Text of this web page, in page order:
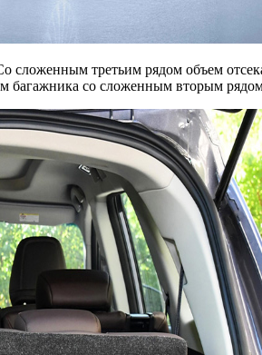
третьим рядом объем
багажника со сложенным вторым